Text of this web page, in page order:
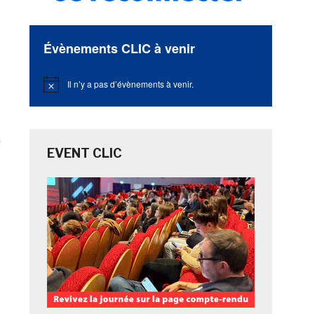
Évènements CLIC à venir
Notice Il n’y a pas d’évènements à venir.
EVENT CLIC